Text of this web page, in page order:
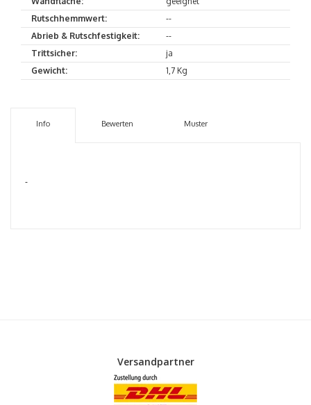
Rutschhemmwert:
--
Abrieb & Rutschfestigkeit:
--
Trittsicher:
ja
Gewicht:
1,7 Kg
Info Bewerten Muster
-
Versandpartner